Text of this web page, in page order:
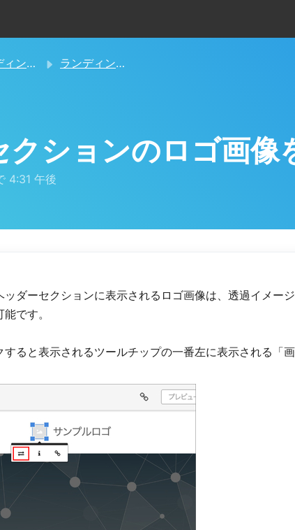
ージの作成 ランディングページの作成・編集
ションのロゴ画像
4:31 午後
ダーセクションに表示されるロゴ画像は、透過イメー
です。
すると表示されるツールチップの一番左に表示される「画